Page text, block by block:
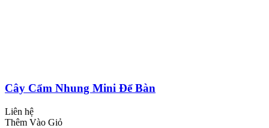
Cây Cẩm Nhung Mini Để Bàn
Liên hệ
Thêm Vào Giỏ